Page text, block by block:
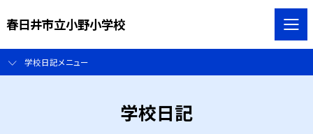
春日井市立小野小学校
学校日記メニュー
学校日記